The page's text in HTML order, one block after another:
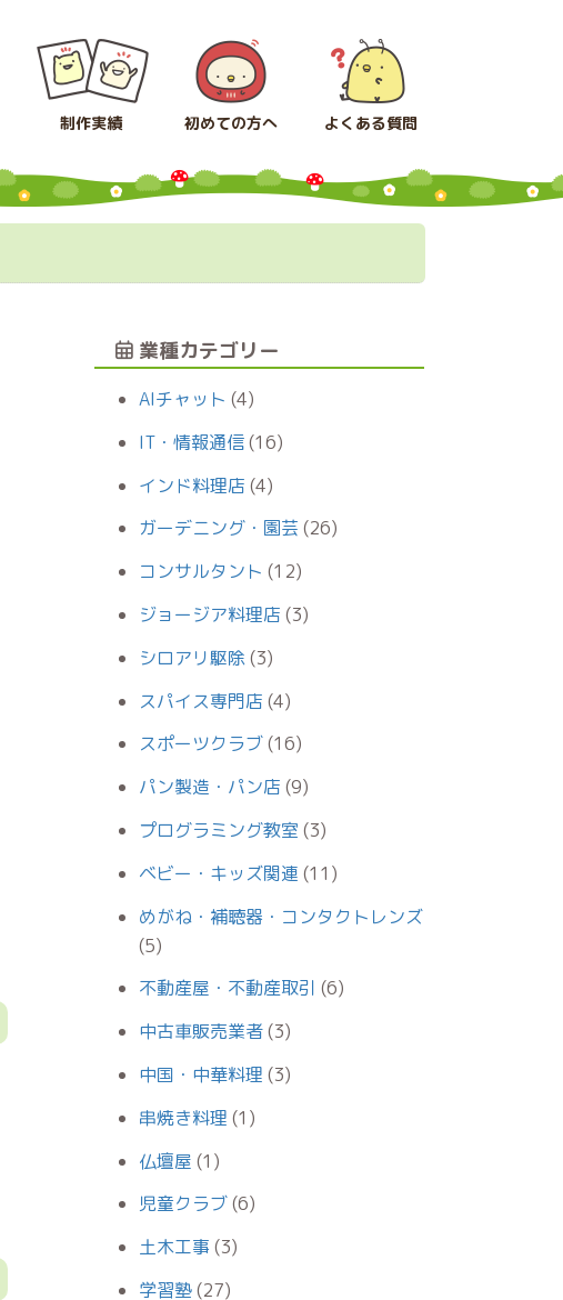
制作実績 初めての方へ よくある質問
業種カテゴリー
AIチャット (4)
IT・情報通信(16)
インド料理店 (4)
ガーデニング・園芸 (26)
コンサルタント (12)
ジョージア料理店 (3)
シロアリ駆除(3)
スパイス専門店 (4)
スポーツクラブ(16)
パン製造・パン店 (9)
プログラミング教室 (3)
ベビー・キッズ関連 (11)
めがね・補聴器・コンタクトレンズ
(5)
不動産屋・不動産取引 (6)
中古車販売業者(3)
中国・中華料理 (3)
串焼き料理 (1)
仏壇屋 (1)
児童クラブ(6)
土木工事 (3)
学習塾(27)